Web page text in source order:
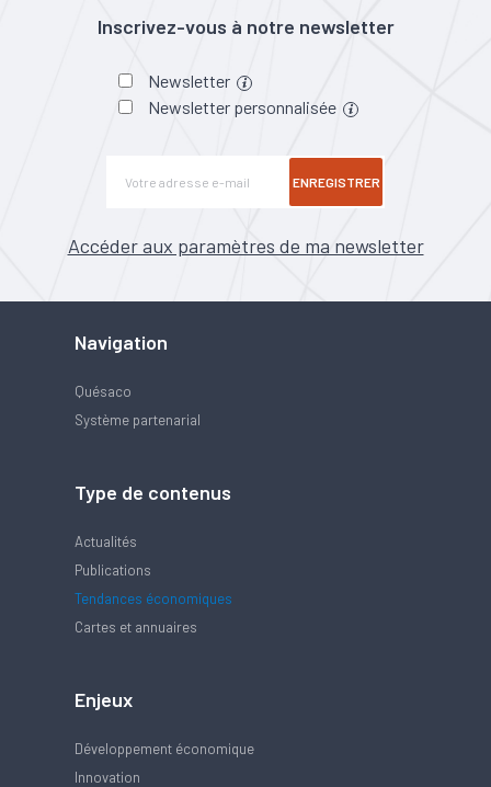
Inscrivez-vous à notre newsletter
Newsletter
Newsletter personnalisée
ENREGISTRER
Accéder aux paramètres de ma newsletter
Navigation
Quésaco
Système partenarial
Type de contenus
Actualités
Publications
Tendances économiques
Cartes et annuaires
Enjeux
Développement économique
Innovation